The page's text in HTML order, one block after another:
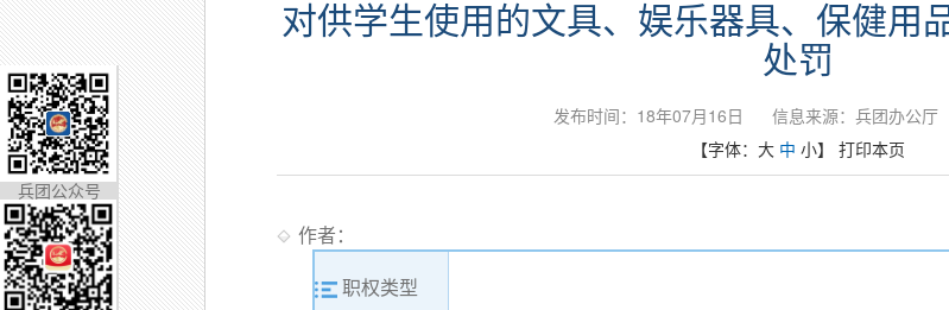
对供学生使用的文具、娱乐器具、保健用
处罚
发布时间：18年07月16日 信息来源：兵团办公厅
【字体： 大 中 小】 打印本页
作者：
职权类型
兵团公众号